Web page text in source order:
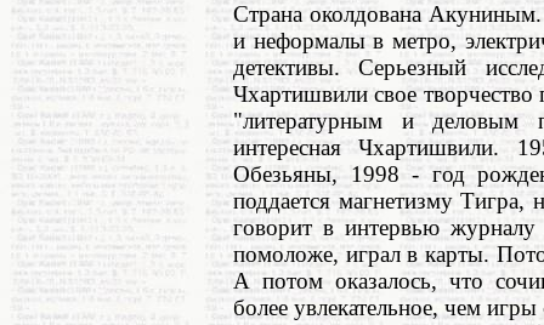
Страна околдована
и неформалы в метро,
детективы. Серьезный
Чхартишвили свое
"литературным и деловым
интересная Чхартишвили.
Обезьяны, 1998 - год
поддается магнетизму
говорит в интервью
помоложе, играл в карты.
А потом оказалось, что
более увлекательное, чем